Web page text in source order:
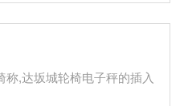
,达坂城轮椅电子秤的插入